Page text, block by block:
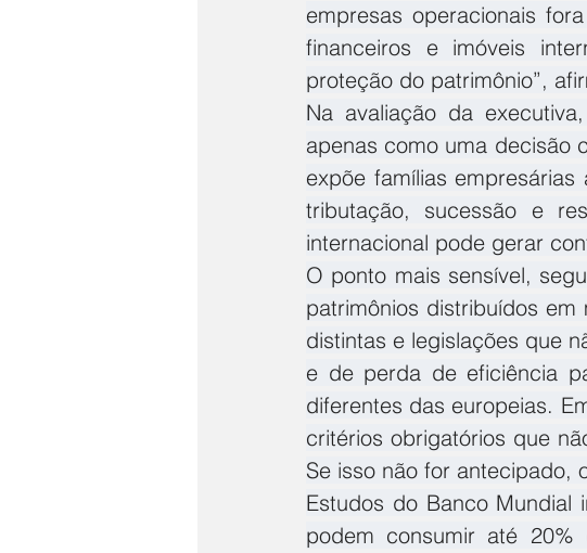
empresas operacionais
financeiros e imóveis
proteção do patrimônio”,
Na avaliação da
apenas como uma decisão
expõe famílias
tributação, sucessão e
internacional pode gerar
O ponto mais sensível,
patrimônios distribuídos
distintas e legislações que
e de perda de eficiência
diferentes das europeias.
critérios obrigatórios que
Se isso não for antecipado,
Estudos do Banco Mundial
podem consumir até